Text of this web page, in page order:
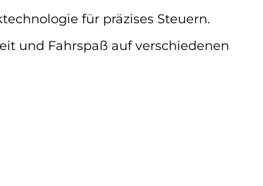
für präzises Steuern.
und Fahrspaß auf verschiedenen